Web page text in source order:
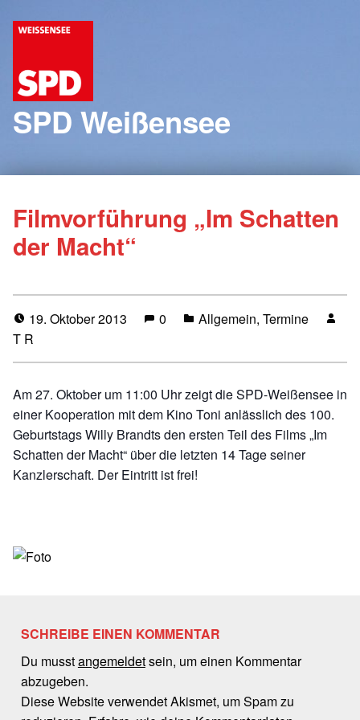
SPD Weißensee
Filmvorführung „Im Schatten
der Macht“
19. Oktober 2013 0 Allgemein, Termine
T R
Am 27. Oktober um 11:00 Uhr zeigt die SPD-Weißensee in
einer Kooperation mit dem Kino Toni anlässlich des 100.
Geburtstags Willy Brandts den ersten Teil des Films „Im
Schatten der Macht“ über die letzten 14 Tage seiner
Kanzlerschaft. Der Eintritt ist frei!
SCHREIBE EINEN KOMMENTAR
Du musstangemeldetsein, um einen Kommentar
abzugeben.
Diese Website verwendet Akismet, um Spam zu